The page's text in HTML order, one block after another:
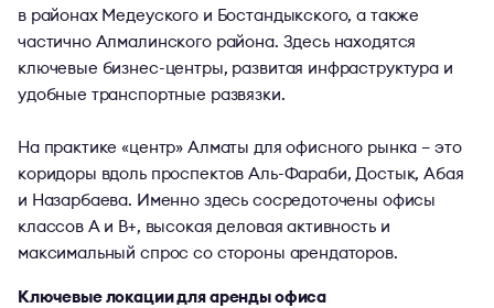
в районах Медеуского и Бостандыкского, а также
частично Алмалинского района. Здесь находятся
ключевые бизнес-центры, развитая инфраструктура и
удобные транспортные развязки.
На практике «центр» Алматы для офисного рынка – это
коридоры вдоль проспектов Аль-Фараби, Достык, Абая
и Назарбаева. Именно здесь сосредоточены офисы
классов A и B+, высокая деловая активность и
максимальный спрос со стороны арендаторов.
Ключевые локации для аренды офиса